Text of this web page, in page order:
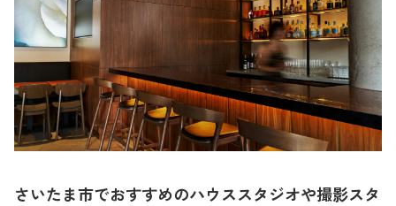
さいたま市でおすすめのハウススタジオや撮影スタ